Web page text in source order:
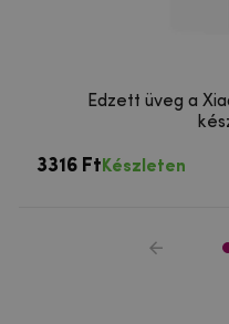
Edzett üveg a
3316 Ft Készleten